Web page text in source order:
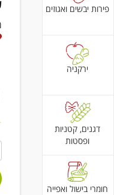
פירות יבשים ואגוזים
ירקניה
דגנים, קטניות
ופסטות
חומרי בישול ואפייה